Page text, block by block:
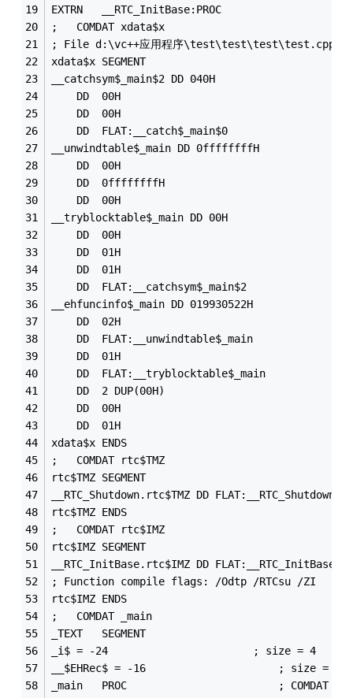
EXTRN	__RTC_InitBase:PROC
;	COMDAT xdata$x
; File d:\vc++应用程序\test\test\test\test.cpp
xdata$x	SEGMENT
__catchsym$_main$2 DD 040H
	DD	00H
	DD	00H
	DD	FLAT:__catch$_main$0
__unwindtable$_main DD 0ffffffffH
	DD	00H
	DD	0ffffffffH
	DD	00H
__tryblocktable$_main DD 00H
	DD	00H
	DD	01H
	DD	01H
	DD	FLAT:__catchsym$_main$2
__ehfuncinfo$_main DD 019930522H
	DD	02H
	DD	FLAT:__unwindtable$_main
	DD	01H
	DD	FLAT:__tryblocktable$_main
	DD	2 DUP(00H)
	DD	00H
	DD	01H
xdata$x	ENDS
;	COMDAT rtc$TMZ
rtc$TMZ	SEGMENT
__RTC_Shutdown.rtc$TMZ DD FLAT:__RTC_Shutdown
rtc$TMZ	ENDS
;	COMDAT rtc$IMZ
rtc$IMZ	SEGMENT
__RTC_InitBase.rtc$IMZ DD FLAT:__RTC_InitBase
; Function compile flags: /Odtp /RTCsu /ZI
rtc$IMZ	ENDS
;	COMDAT _main
_TEXT	SEGMENT
_i$ = -24						; size = 4
__$EHRec$ = -16						; size = 16
_main	PROC						; COMDAT